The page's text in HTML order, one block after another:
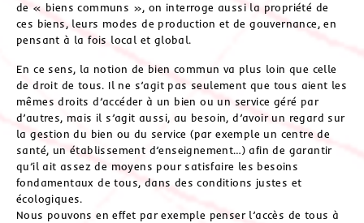
de « biens communs », on interroge aussi la propriété de
ces biens, leurs modes de production et de gouvernance, en
pensant à la fois local et global.
En ce sens, la notion de bien commun va plus loin que celle
de droit de tous. Il ne s’agit pas seulement que tous aient les
mêmes droits d’accéder à un bien ou un service géré par
d’autres, mais il s’agit aussi, au besoin, d’avoir un regard sur
la gestion du bien ou du service (par exemple un centre de
santé, un établissement d’enseignement…) afin de garantir
qu’il ait assez de moyens pour satisfaire les besoins
fondamentaux de tous, dans des conditions justes et
écologiques.
Nous pouvons en effet par exemple penser l’accès de tous à